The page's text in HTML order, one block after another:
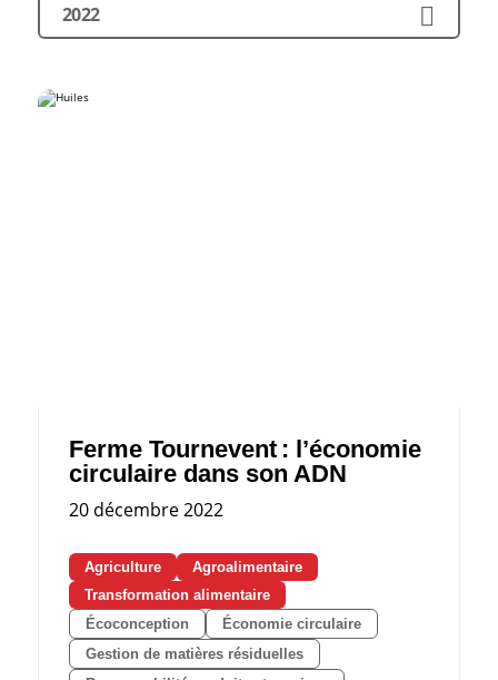
2022
Ferme Tournevent : l’économie
circulaire dans son ADN
20 décembre 2022
Agriculture
Agroalimentaire
Transformation alimentaire
Écoconception
Économie circulaire
Gestion de matières résiduelles